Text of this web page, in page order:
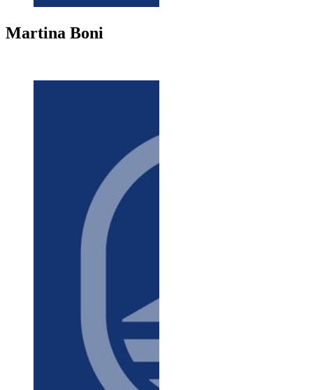
Martina Boni